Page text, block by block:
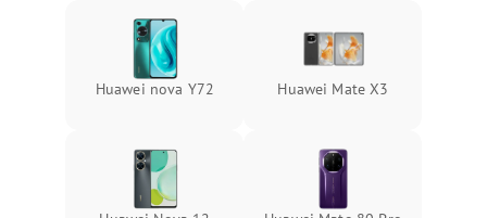
Huawei nova Y72 Huawei Mate X3